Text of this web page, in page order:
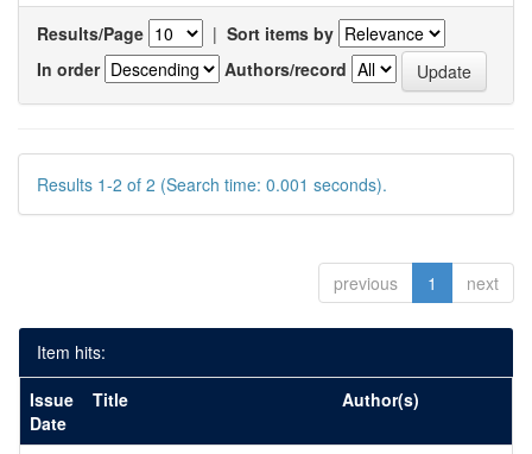
Results/Page | Sort items by
In order
Authors/record
Results 1-2 of 2 (Search time: 0.001 seconds).
previous 1 next
Item hits:
Issue
Date
Title Author(s)